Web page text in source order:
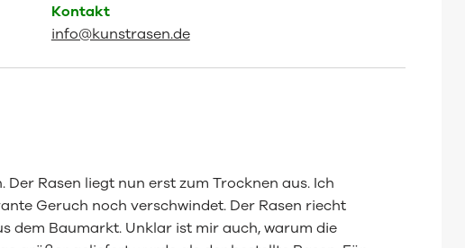
Kontakt
info@kunstrasen.de
Der Rasen liegt nun erst zum Trocknen aus. Ich
Geruch noch verschwindet. Der Rasen riecht
dem Baumarkt. Unklar ist mir auch, warum die